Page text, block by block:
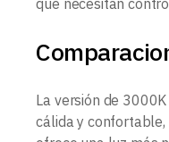
que necesitan
La versión de
cálida y